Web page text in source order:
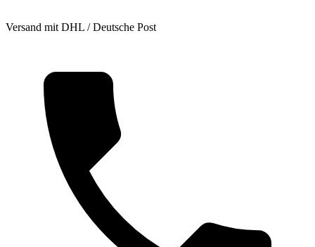
Versand mit DHL / Deutsche Post